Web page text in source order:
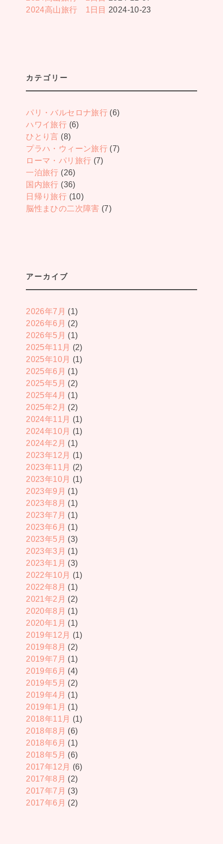
2024高山旅行 1日目 2024-10-23
カテゴリー
パリ・バルセロナ旅行 (6)
ハワイ旅行 (6)
ひとり言 (8)
プラハ・ウィーン旅行 (7)
ローマ・パリ旅行 (7)
一泊旅行 (26)
国内旅行 (36)
日帰り旅行 (10)
脳性まひの二次障害 (7)
アーカイブ
2026年7月 (1)
2026年6月 (2)
2026年5月 (1)
2025年11月 (2)
2025年10月 (1)
2025年6月 (1)
2025年5月 (2)
2025年4月 (1)
2025年2月 (2)
2024年11月 (1)
2024年10月 (1)
2024年2月 (1)
2023年12月 (1)
2023年11月 (2)
2023年10月 (1)
2023年9月 (1)
2023年8月 (1)
2023年7月 (1)
2023年6月 (1)
2023年5月 (3)
2023年3月 (1)
2023年1月 (3)
2022年10月 (1)
2022年8月 (1)
2021年2月 (2)
2020年8月 (1)
2020年1月 (1)
2019年12月 (1)
2019年8月 (2)
2019年7月 (1)
2019年6月 (4)
2019年5月 (2)
2019年4月 (1)
2019年1月 (1)
2018年11月 (1)
2018年8月 (6)
2018年6月 (1)
2018年5月 (6)
2017年12月 (6)
2017年8月 (2)
2017年7月 (3)
2017年6月 (2)